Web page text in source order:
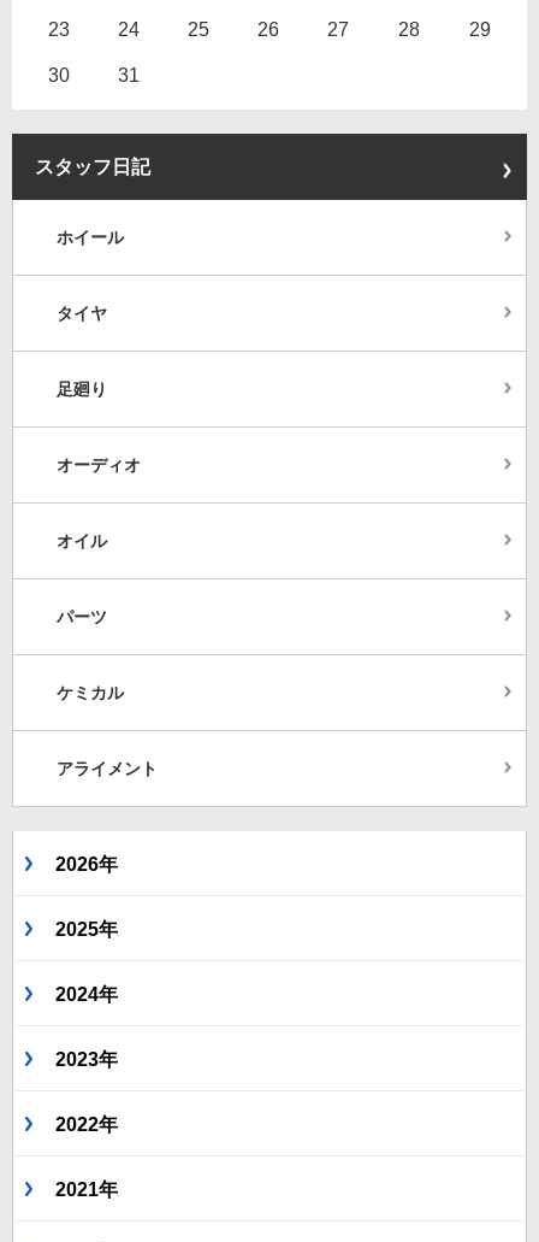
23 24 25 26 27 28 29
30 31
スタッフ日記
ホイール
タイヤ
足廻り
オーディオ
オイル
パーツ
ケミカル
アライメント
2026年
2025年
2024年
2023年
2022年
2021年